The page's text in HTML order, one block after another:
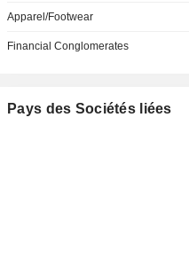
Apparel/Footwear
Financial Conglomerates
Pays des Sociétés liées